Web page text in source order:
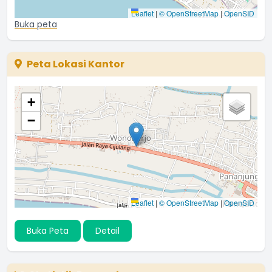
Leaflet | © OpenStreetMap|OpenSID
Buka peta
Peta Lokasi Kantor
+
−
Leaflet | © OpenStreetMap |OpenSID
Buka Peta Detail